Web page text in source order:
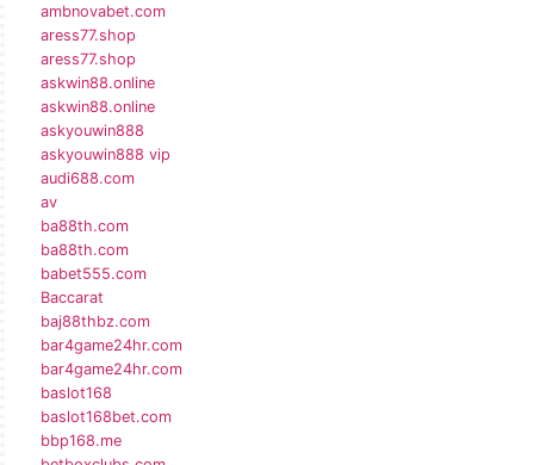
ambnovabet.com
aress77.shop
aress77.shop
askwin88.online
askwin88.online
askyouwin888
askyouwin888 vip
audi688.com
av
ba88th.com
ba88th.com
babet555.com
Baccarat
baj88thbz.com
bar4game24hr.com
bar4game24hr.com
baslot168
baslot168bet.com
bbp168.me